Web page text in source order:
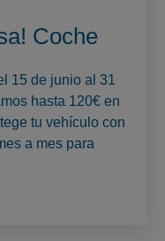
Coche
15 de junio al 31
hasta 120€ en
tu vehículo con
a mes para